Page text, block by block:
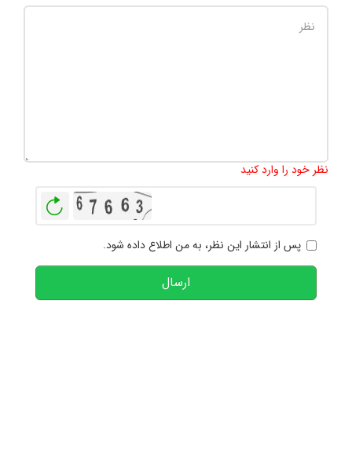
نظر خود را وارد کنید
پس از انتشار این نظر، به من اطلاع داده شود.
ارسال